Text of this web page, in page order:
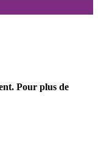
Pour plus de